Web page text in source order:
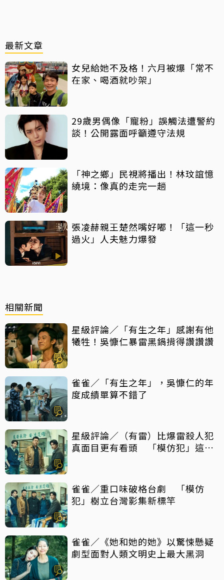
最新文章
女兒給她不及格！六月被爆「常不
在家、喝酒就吵架」
29歲男偶像「寵粉」誤觸法遭警約
談！公開露面呼籲遵守法規
「神之鄉」民視將播出！林玟誼憶
繞境：像真的走完一趟
張凌赫親王楚然嘴好嘟！「這一秒
過火」人夫魅力爆發
相關新聞
星級評論／「有生之年」感謝有他
犧牲！吳慷仁暴雷黑鍋揹得讚讚讚
雀雀／「有生之年」，吳慷仁的年
度成績單算不錯了
星級評論／（有雷）比爆雷殺人犯
真面目更有看頭 「模仿犯」這件
雀雀／重口味破格台劇 「模仿
犯」樹立台灣影集新標竿
雀雀／《她和她的她》以驚悚懸疑
劇型面對人類文明史上最大黑洞